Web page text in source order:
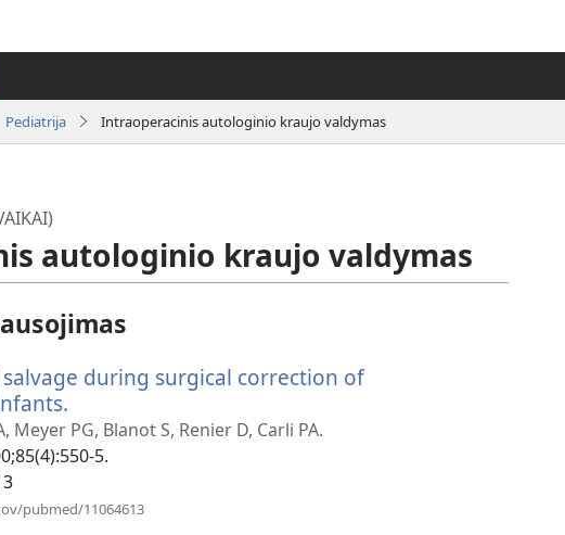
Pediatrija Intraoperacinis autologinio kraujo valdymas
autologinio kraujo valdymas
during surgical correction of
naujas
langas)
Meyer PG, Blanot S, Renier D, Carli PA.
5.
pubmed/11064613